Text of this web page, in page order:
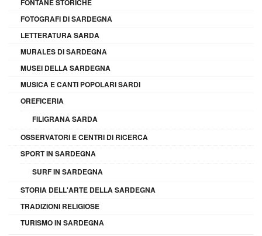
FONTANE STORICHE
FOTOGRAFI DI SARDEGNA
LETTERATURA SARDA
MURALES DI SARDEGNA
MUSEI DELLA SARDEGNA
MUSICA E CANTI POPOLARI SARDI
OREFICERIA
FILIGRANA SARDA
OSSERVATORI E CENTRI DI RICERCA
SPORT IN SARDEGNA
SURF IN SARDEGNA
STORIA DELL'ARTE DELLA SARDEGNA
TRADIZIONI RELIGIOSE
TURISMO IN SARDEGNA